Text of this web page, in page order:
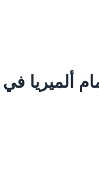
ألميريا